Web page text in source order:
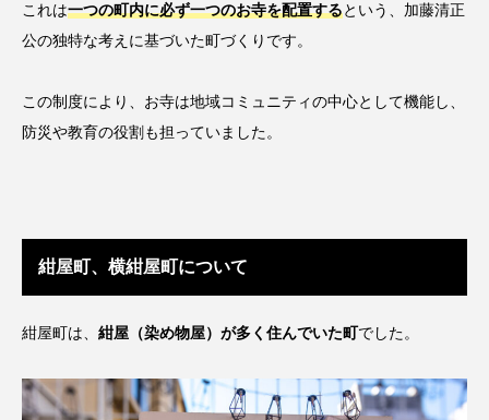
これは一つの町内に必ず一つのお寺を配置するという、加藤清正
公の独特な考えに基づいた町づくりです。
この制度により、お寺は地域コミュニティの中心として機能し、
防災や教育の役割も担っていました。
紺屋町、横紺屋町について
紺屋町は、 紺屋（染め物屋）が多く住んでいた町でした。